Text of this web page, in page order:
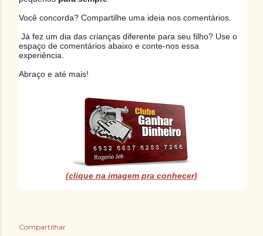
Você concorda? Compartilhe uma ideia nos comentários.
Já fez um dia das crianças diferente para seu filho? Use o
espaço de comentários abaixo e conte-nos essa
experiência.
Abraço e até mais!
(clique na imagem pra conhecer)
Compartilhar